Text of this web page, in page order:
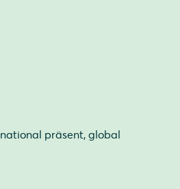
präsent, global